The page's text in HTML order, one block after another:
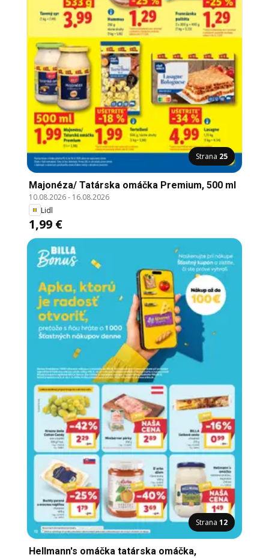
Strana 25
Majonéza/ Tatárska omáčka Premium, 500 ml
10.08.2026- 16.08.2026
Lidl
1,99 €
Strana 12
Hellmann's omáčka tatárska omáčka,